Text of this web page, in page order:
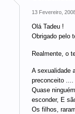
13 Fevereiro,
Olá Tadeu !
Obrigado pelo
Realmente, o
A sexualidade
preconceito ....
Quase
esconder, E
Os filhos,